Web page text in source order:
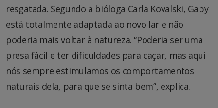
resgatada. Segundo a bióloga Carla Kovalski, Gaby
está totalmente adaptada ao novo lar e não
poderia mais voltar à natureza. “Poderia ser uma
presa fácil e ter dificuldades para caçar, mas aqui
nós sempre estimulamos os comportamentos
naturais dela, para que se sinta bem”, explica.